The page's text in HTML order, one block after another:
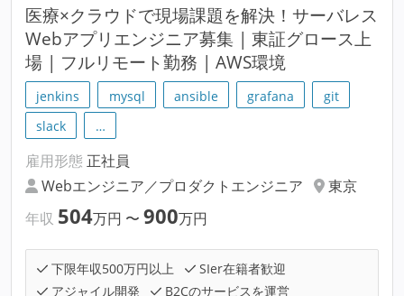
医療×クラウドで現場課題を解決！サーバレス
Webアプリエンジニア募集 | 東証グロース上
場 | フルリモート勤務 | AWS環境
jenkins mysql ansible grafana
git
slack
…
雇用形態 正社員
Webエンジニア／プロダクトエンジニア
東京
年収 504万円 〜 900万円
下限年収500万円以上
SIer在籍者歓迎
アジャイル開発
B2Cのサービスを運営